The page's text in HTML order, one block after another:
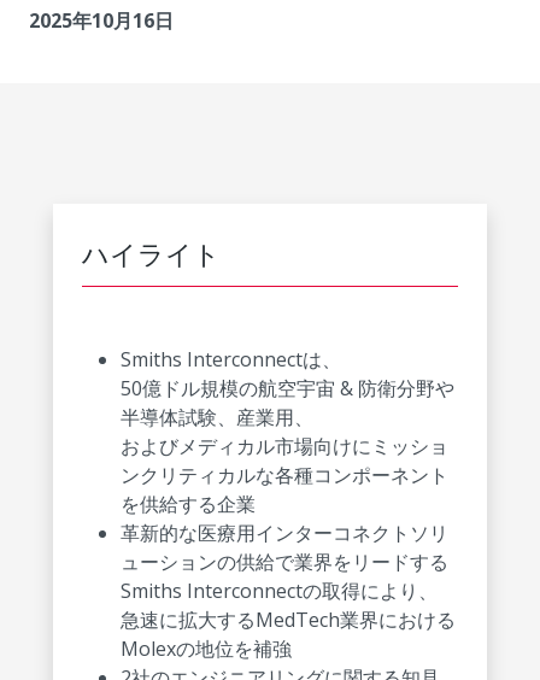
2025年10月16日
ハイライト
Smiths Interconnectは、
50億ドル規模の航空宇宙 & 防衛分野や
半導体試験、産業用、
およびメディカル市場向けにミッショ
ンクリティカルな各種コンポーネント
を供給する企業
革新的な医療用インターコネクトソリ
ューションの供給で業界をリードする
Smiths Interconnectの取得により、
急速に拡大するMedTech業界における
Molexの地位を補強